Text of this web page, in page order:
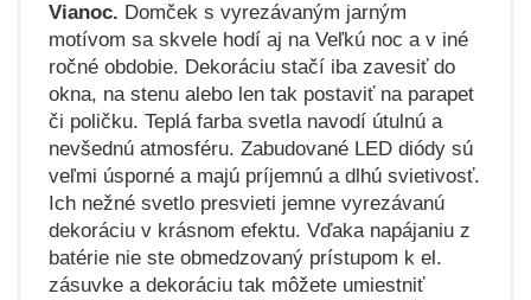
Vianoc. Domček s vyrezávaným jarným
motívom sa skvele hodí aj na Veľkú noc a v iné
ročné obdobie. Dekoráciu stačí iba zavesiť do
okna, na stenu alebo len tak postaviť na parapet
či poličku. Teplá farba svetla navodí útulnú a
nevšednú atmosféru. Zabudované LED diódy sú
veľmi úsporné a majú príjemnú a dlhú svietivosť.
Ich nežné svetlo presvieti jemne vyrezávanú
dekoráciu v krásnom efektu. Vďaka napájaniu z
batérie nie ste obmedzovaný prístupom k el.
zásuvke a dekoráciu tak môžete umiestniť